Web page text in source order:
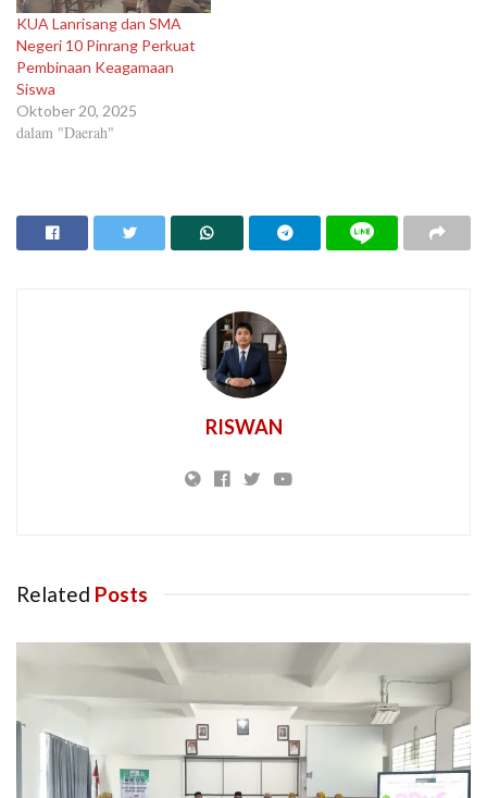
KUA Lanrisang dan SMA
Negeri 10 Pinrang Perkuat
Pembinaan Keagamaan
Siswa
Oktober 20, 2025
dalam "Daerah"
RISWAN
Related Posts